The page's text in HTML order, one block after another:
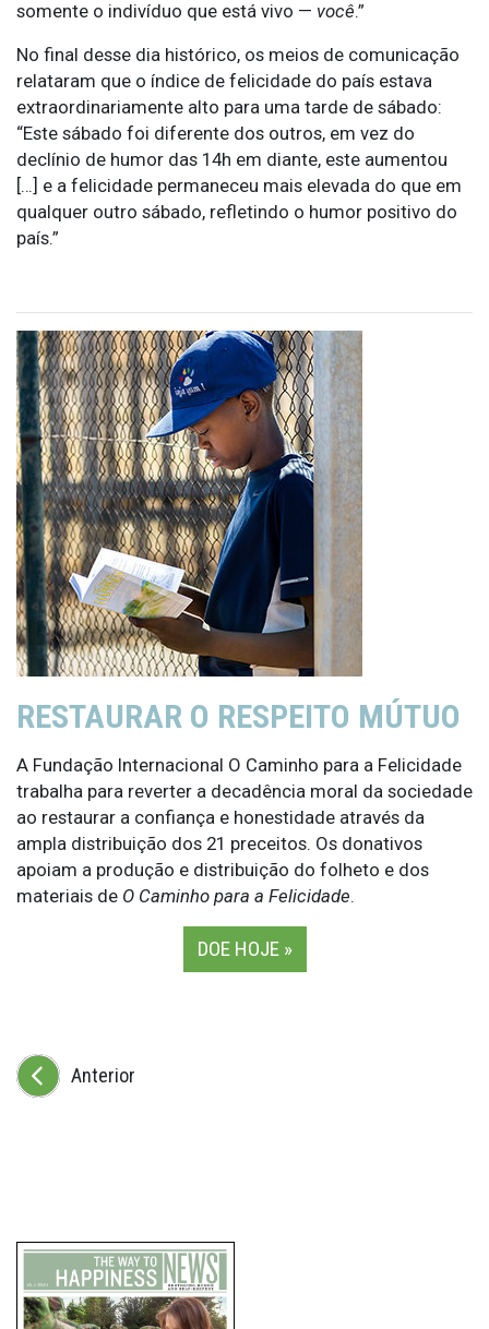
somente o indivíduo que está vivo — você.”
No final desse dia histórico, os meios de comunicação
relataram que o índice de felicidade do país estava
extraordinariamente alto para uma tarde de sábado:
“Este sábado foi diferente dos outros, em vez do
declínio de humor das 14h em diante, este aumentou
[…] e a felicidade permaneceu mais elevada do que em
qualquer outro sábado, refletindo o humor positivo do
país.”
RESTAURAR O RESPEITO MÚTUO
A Fundação Internacional O Caminho para a Felicidade
trabalha para reverter a decadência moral da sociedade
ao restaurar a confiança e honestidade através da
ampla distribuição dos 21 preceitos. Os donativos
apoiam a produção e distribuição do folheto e dos
materiais de O Caminho para a Felicidade.
DOE HOJE »
Anterior